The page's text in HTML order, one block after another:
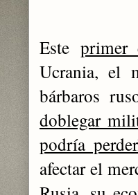
Este primer
Ucrania, el
bárbaros
doblegar
podría
afectar el